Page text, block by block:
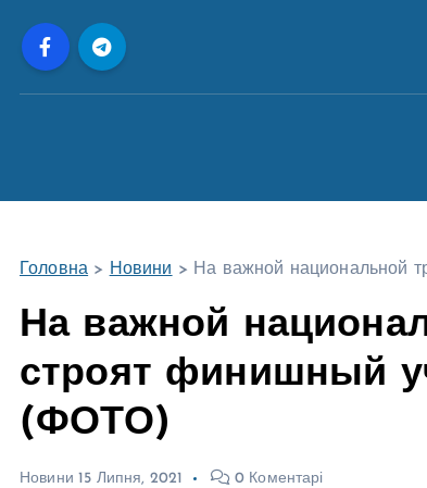
Головна > Новини > На важной национальной
На важной
строят финишный
(ФОТО)
Новини 15 Липня, 2021 0 Коментарі